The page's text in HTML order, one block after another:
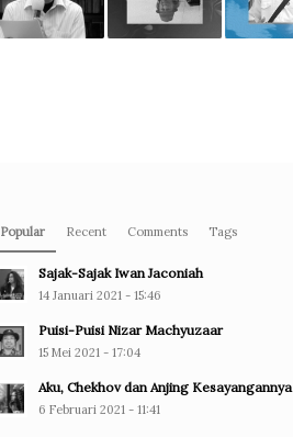
Popular Recent Comments Tags
Sajak-Sajak Iwan Jaconiah
14 Januari 2021 - 15:46
Puisi-Puisi Nizar Machyuzaar
15 Mei 2021 - 17:04
Aku, Chekhov dan Anjing Kesayangannya
6 Februari 2021 - 11:41